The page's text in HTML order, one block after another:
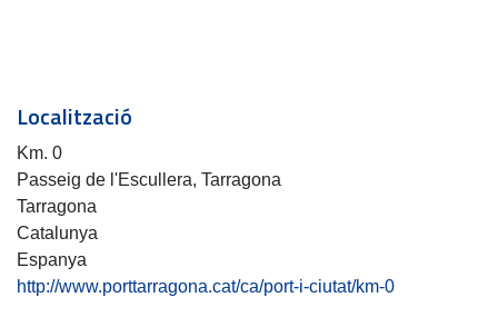
Localització
Km. 0
Passeig de l'Escullera, Tarragona
Tarragona
Catalunya
Espanya
http://www.porttarragona.cat/ca/port-i-ciutat/km-0